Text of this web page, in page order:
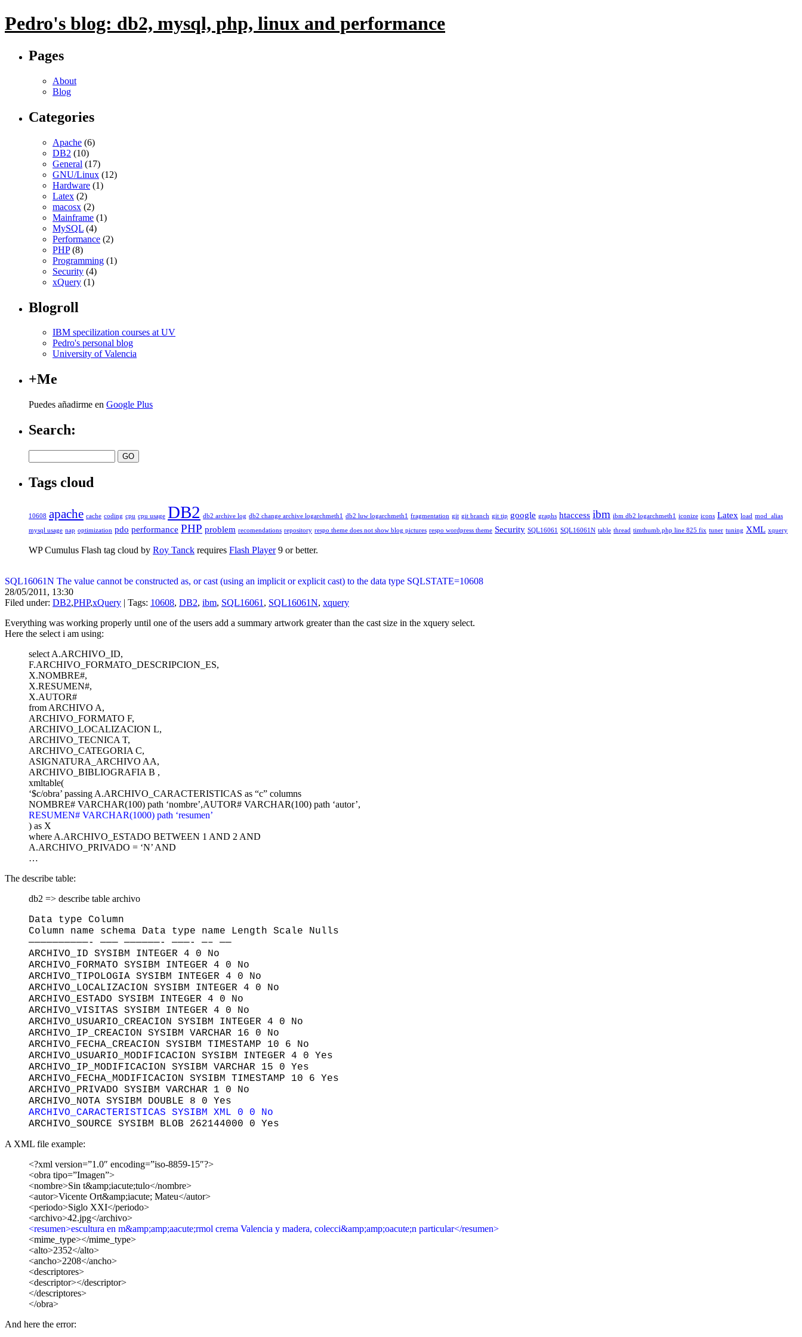
Pedro's blog: db2, mysql, php, linux and performance
Pages
About
Blog
Categories
Apache (6)
DB2 (10)
General (17)
GNU/Linux (12)
Hardware (1)
Latex (2)
macosx (2)
Mainframe (1)
MySQL (4)
Performance (2)
PHP(8)
Programming (1)
Security (4)
xQuery (1)
Blogroll
IBM specilization courses at UV
Pedro's personal blog
University of Valencia
+Me
Puedes añadirme en Google Plus
Search:
Tags cloud
10608 apache cache coding cpu cpu usage DB2 db2 archive log db2 change archive logarchmeth1 db2 luw logarchmeth1 fragmentation git git branch git tip google graphs htaccess ibm ibm db2 logarchmeth1 iconize icons Latex load mod_alias
mysql usage nap optimization pdo performance PHP problem recomendations repository respo theme does not show blog pictures respo wordpress theme Security SQL16061 SQL16061N table thread timthumb.php line 825 fix tuner tuning XML xquery
WP Cumulus Flash tag cloud by Roy Tanck requires Flash Player9 or better.
SQL16061N The value cannot be constructed as, or cast (using an implicit or explicit cast) to the data type SQLSTATE=10608
28/05/2011, 13:30
Filed under: DB2,PHP,xQuery | Tags: 10608, DB2, ibm, SQL16061 , SQL16061N, xquery
Everything was working properly until one of the users add a summary artwork greater than the cast size in the xquery select.
Here the select i am using:
select A.ARCHIVO_ID,
F.ARCHIVO_FORMATO_DESCRIPCION_ES,
X.NOMBRE#,
X.RESUMEN#,
X.AUTOR#
from ARCHIVO A,
ARCHIVO_FORMATO F,
ARCHIVO_LOCALIZACION L,
ARCHIVO_TECNICA T,
ARCHIVO_CATEGORIA C,
ASIGNATURA_ARCHIVO AA,
ARCHIVO_BIBLIOGRAFIA B ,
xmltable(
‘$c/obra’ passing A.ARCHIVO_CARACTERISTICAS as “c” columns
NOMBRE# VARCHAR(100) path ‘nombre’,AUTOR# VARCHAR(100) path ‘autor’,
RESUMEN# VARCHAR(1000) path ‘resumen’
) as X
where A.ARCHIVO_ESTADO BETWEEN 1 AND 2 AND
A.ARCHIVO_PRIVADO = ‘N’ AND
…
The describe table:
db2 => describe table archivo
Data type Column
Column name schema Data type name Length Scale Nulls
——————————- ——— ——————- ———- —– ——
ARCHIVO_ID SYSIBM INTEGER 4 0 No
ARCHIVO_FORMATO SYSIBM INTEGER 4 0 No
ARCHIVO_TIPOLOGIA SYSIBM INTEGER 4 0 No
ARCHIVO_LOCALIZACION SYSIBM INTEGER 4 0 No
ARCHIVO_ESTADO SYSIBM INTEGER 4 0 No
ARCHIVO_VISITAS SYSIBM INTEGER 4 0 No
ARCHIVO_USUARIO_CREACION SYSIBM INTEGER 4 0 No
ARCHIVO_IP_CREACION SYSIBM VARCHAR 16 0 No
ARCHIVO_FECHA_CREACION SYSIBM TIMESTAMP 10 6 No
ARCHIVO_USUARIO_MODIFICACION SYSIBM INTEGER 4 0 Yes
ARCHIVO_IP_MODIFICACION SYSIBM VARCHAR 15 0 Yes
ARCHIVO_FECHA_MODIFICACION SYSIBM TIMESTAMP 10 6 Yes
ARCHIVO_PRIVADO SYSIBM VARCHAR 1 0 No
ARCHIVO_NOTA SYSIBM DOUBLE 8 0 Yes
ARCHIVO_CARACTERISTICAS SYSIBM XML 0 0 No
ARCHIVO_SOURCE SYSIBM BLOB 262144000 0 Yes
A XML file example:
<?xml version=”1.0″ encoding=”iso-8859-15″?>
<obra tipo=”Imagen”>
<nombre>Sin t&amp;iacute;tulo</nombre>
<autor>Vicente Ort&amp;iacute; Mateu</autor>
<periodo>Siglo XXI</periodo>
<archivo>42.jpg</archivo>
<resumen>escultura en m&amp;amp;aacute;rmol crema Valencia y madera, colecci&amp;amp;oacute;n particular</resumen>
<mime_type></mime_type>
<alto>2352</alto>
<ancho>2208</ancho>
<descriptores>
<descriptor></descriptor>
</descriptores>
</obra>
And here the error: